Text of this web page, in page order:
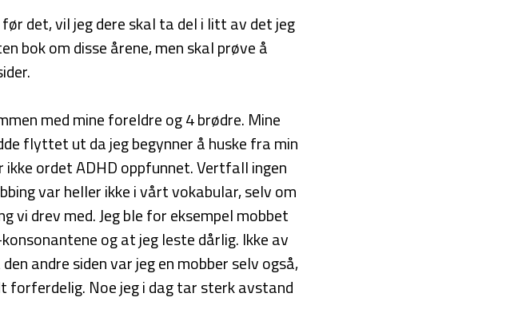
det, vil jeg dere skal ta del i litt av det jeg
bok om disse årene, men skal prøve å
med mine foreldre og 4 brødre. Mine
flyttet ut da jeg begynner å huske fra min
ordet ADHD oppfunnet. Vertfall ingen
var heller ikke i vårt vokabular, selv om
drev med. Jeg ble for eksempel mobbet
og at jeg leste dårlig. Ikke av
andre siden var jeg en mobber selv også,
forferdelig. Noe jeg i dag tar sterk avstand